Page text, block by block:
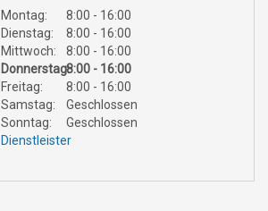
Montag:
8:00 - 16:00
Dienstag:
8:00 - 16:00
Mittwoch:
8:00 - 16:00
Donnerstag:8:00 - 16:00
Freitag:
8:00 - 16:00
Samstag:
Geschlossen
Sonntag:
Geschlossen
Dienstleister